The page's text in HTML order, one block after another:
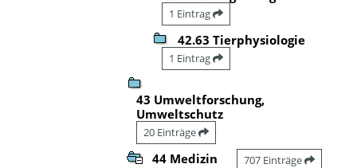
1 Eintrag
42.63 Tierphysiologie
1 Eintrag
43 Umweltforschung,
Umweltschutz
20 Einträge
44 Medizin 707 Einträge